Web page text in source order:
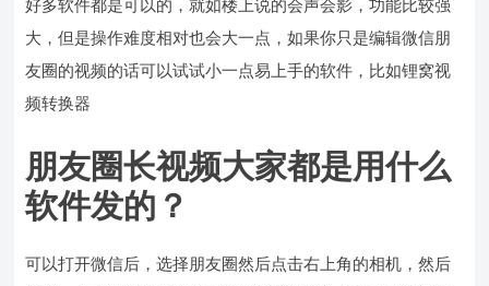
好多软件都是可以的，就如楼上说的会声会影，功能比较强
大，但是操作难度相对也会大一点，如果你只是编辑微信朋
友圈的视频的话可以试试小一点易上手的软件，比如锂窝视
频转换器
朋友圈长视频大家都是用什么
软件发的？
可以打开微信后，选择朋友圈然后点击右上角的相机，然后